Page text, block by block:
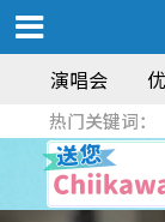
演唱会
热门关键词：